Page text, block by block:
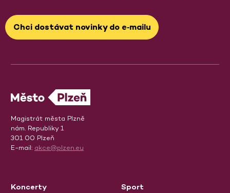
Chci dostávat novinky do e‑mailu
Magistrát města Plzně
nám. Republiky 1
301 00 Plzeň
E-mail: akce@plzen.eu
Koncerty Sport